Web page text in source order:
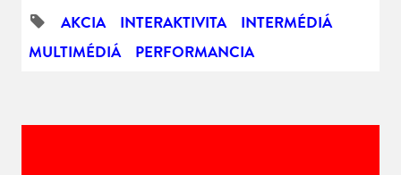
AKCIA INTERAKTIVITA
INTERMÉDIÁ
MULTIMÉDIÁ
PERFORMANCIA